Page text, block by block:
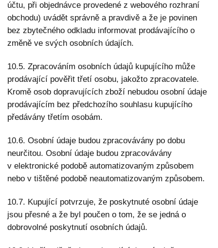
účtu, při objednávce provedené z webového rozhraní
obchodu) uvádět správně a pravdivě a že je povinen
bez zbytečného odkladu informovat prodávajícího o
změně ve svých osobních údajích.
10.5. Zpracováním osobních údajů kupujícího může
prodávající pověřit třetí osobu, jakožto zpracovatele.
Kromě osob dopravujících zboží nebudou osobní údaje
prodávajícím bez předchozího souhlasu kupujícího
předávány třetím osobám.
10.6. Osobní údaje budou zpracovávány po dobu
neurčitou. Osobní údaje budou zpracovávány
v elektronické podobě automatizovaným způsobem
nebo v tištěné podobě neautomatizovaným způsobem.
10.7. Kupující potvrzuje, že poskytnuté osobní údaje
jsou přesné a že byl poučen o tom, že se jedná o
dobrovolné poskytnutí osobních údajů.